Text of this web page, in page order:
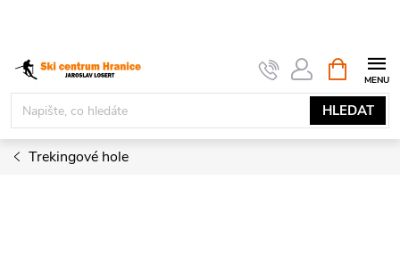
obsah
HLEDAT
NÁKUPNÍ
KOŠÍK
Trekingové hole